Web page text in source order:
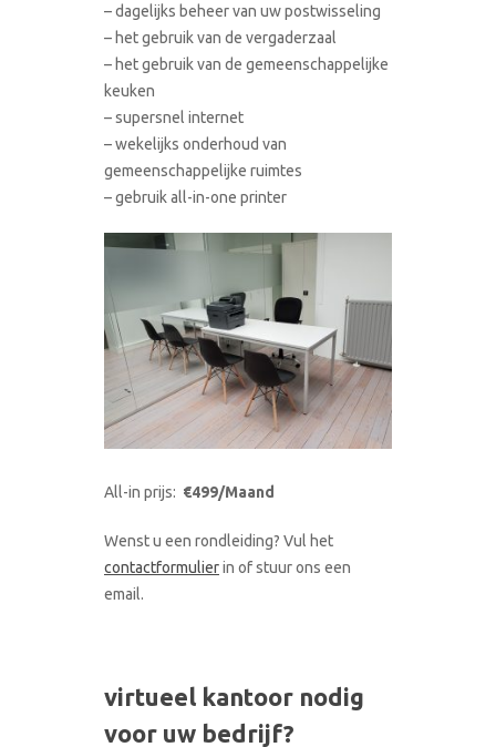
– dagelijks beheer van uw postwisseling
– het gebruik van de vergaderzaal
– het gebruik van de gemeenschappelijke
keuken
– supersnel internet
– wekelijks onderhoud van
gemeenschappelijke ruimtes
– gebruik all-in-one printer
All-in prijs: €499/Maand
Wenst u een rondleiding? Vul het
contactformulierin of stuur ons een
email.
virtueel kantoor nodig
voor uw bedrijf?